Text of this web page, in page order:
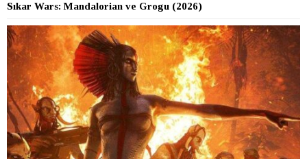
Sıkar Wars: Mandalorian ve Grogu (2026)